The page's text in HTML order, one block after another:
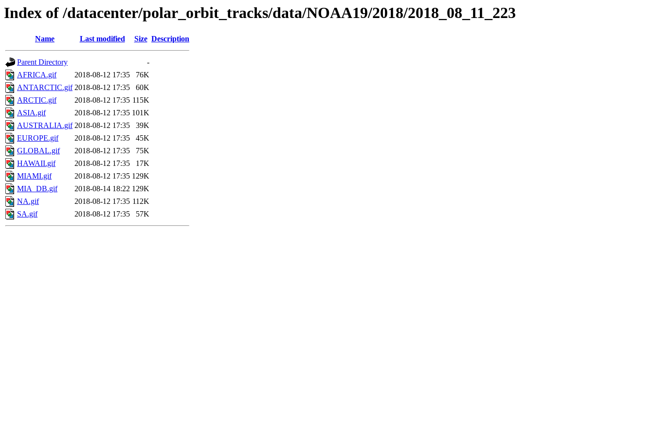
Index of /datacenter/polar_orbit_tracks/data/NOAA19/2018/2018_08_11_223
Name Last modified Size Description
Parent Directory
-
AFRICA.gif
2018-08-12 17:35
76K
ANTARCTIC.gif 2018-08-12 17:35
60K
ARCTIC.gif
2018-08-12 17:35 115K
ASIA.gif
2018-08-12 17:35 101K
AUSTRALIA.gif 2018-08-12 17:35
39K
EUROPE.gif
2018-08-12 17:35
45K
GLOBAL.gif
2018-08-12 17:35
75K
HAWAII.gif
2018-08-12 17:35
17K
MIAMI.gif
2018-08-12 17:35 129K
MIA_DB.gif
2018-08-14 18:22 129K
NA.gif
2018-08-12 17:35 112K
SA.gif
2018-08-12 17:35 57K